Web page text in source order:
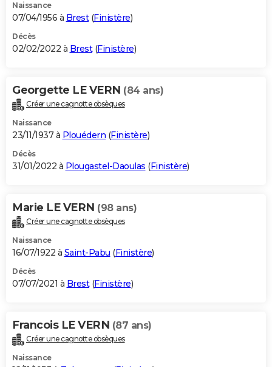
Naissance
07/04/1956 à Brest(Finistère)
Décès
02/02/2022 à Brest(Finistère)
Georgette LE VERN (84 ans)
Créer une cagnotte obsèques
Naissance
23/11/1937 à Plouédern (Finistère)
Décès
31/01/2022 à Plougastel-Daoulas (Finistère)
Marie LE VERN (98 ans)
Créer une cagnotte obsèques
Naissance
16/07/1922 à Saint-Pabu (Finistère)
Décès
07/07/2021 à Brest(Finistère)
Francois LE VERN (87 ans)
Créer une cagnotte obsèques
Naissance